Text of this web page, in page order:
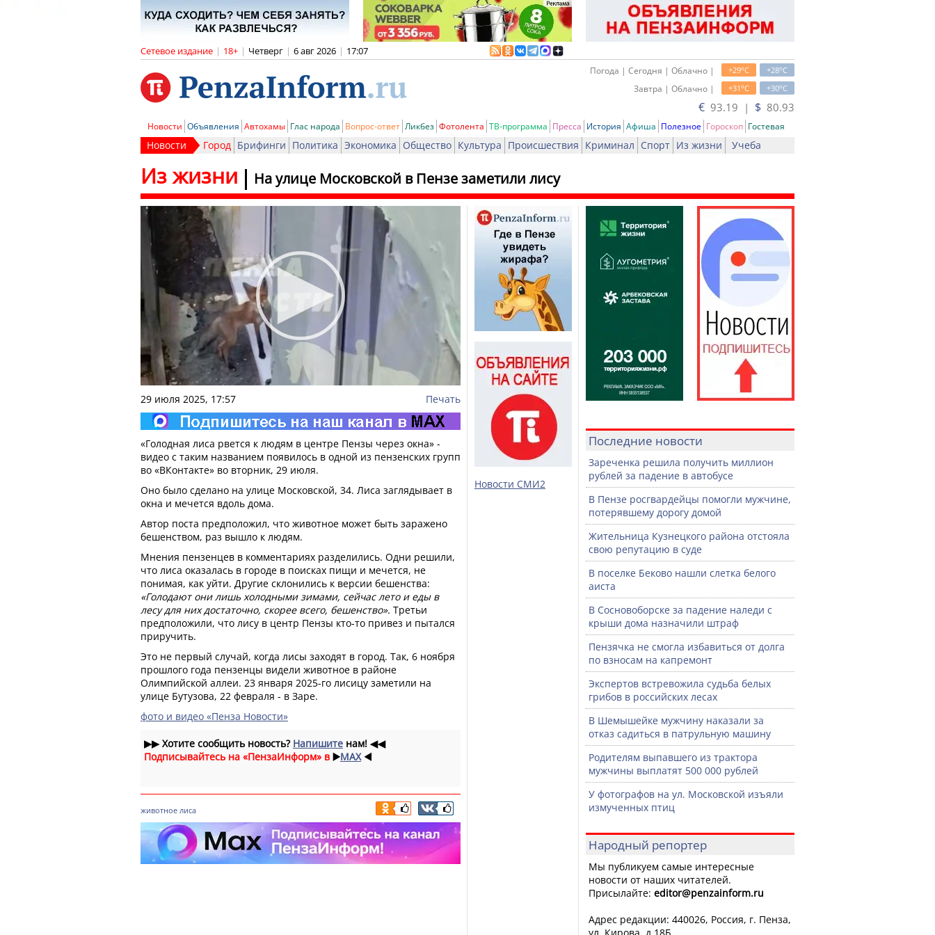
Сетевое издание | 18+ | Четверг | 6 авг 2026 | 17:07
+28oC
+29oC
Погода | Сегодня | Облачно |
+30oC
+31oC
Завтра | Облачно |
€ 93.19 | $ 80.93
Новости Объявления Автохамы Глас народа Вопрос-ответ Ликбез Фотолента ТВ-программа Пресса История Афиша Полезное Гороскоп Гостевая
Новости Город Брифинги Политика Экономика Общество Культура Происшествия Криминал Спорт Из жизни Учеба
На улице Московской в Пензе заметили лису
Из жизни
29 июля 2025, 17:57 Печать
«Голодная лиса рвется к людям в центре Пензы через окна» -
видео с таким названием появилось в одной из пензенских групп
во «ВКонтакте» во вторник, 29 июля.
Оно было сделано на улице Московской, 34. Лиса заглядывает в
окна и мечется вдоль дома.
Автор поста предположил, что животное может быть заражено
бешенством, раз вышло к людям.
Мнения пензенцев в комментариях разделились. Одни решили,
что лиса оказалась в городе в поисках пищи и мечется, не
понимая, как уйти. Другие склонились к версии бешенства:
«Голодают они лишь холодными зимами, сейчас лето и еды в
лесу для них достаточно, скорее всего, бешенство». Третьи
предположили, что лису в центр Пензы кто-то привез и пытался
приручить.
Это не первый случай, когда лисы заходят в город. Так, 6 ноября
прошлого года пензенцы видели животное в районе
Олимпийской аллеи. 23 января 2025-го лисицу заметили на
улице Бутузова, 22 февраля - в Заре.
фото и видео «Пенза Новости»
▶▶Хотите сообщить новость? Напишите нам! ◀◀
Подписывайтесь на «ПензаИнформ» в ▶️MAX ◀️
животное лиса
Новости СМИ2
Последние новости
Зареченка решила получить миллион
рублей за падение в автобусе
В Пензе росгвардейцы помогли мужчине,
потерявшему дорогу домой
Жительница Кузнецкого района отстояла
свою репутацию в суде
В поселке Беково нашли слетка белого
аиста
В Сосновоборске за падение наледи с
крыши дома назначили штраф
Пензячка не смогла избавиться от долга
по взносам на капремонт
Экспертов встревожила судьба белых
грибов в российских лесах
В Шемышейке мужчину наказали за
отказ садиться в патрульную машину
Родителям выпавшего из трактора
мужчины выплатят 500 000 рублей
У фотографов на ул. Московской изъяли
измученных птиц
Народный репортер
Мы публикуем самые интересные
новости от наших читателей.
Присылайте: editor@penzainform.ru
Адрес редакции: 440026, Россия, г. Пенза,